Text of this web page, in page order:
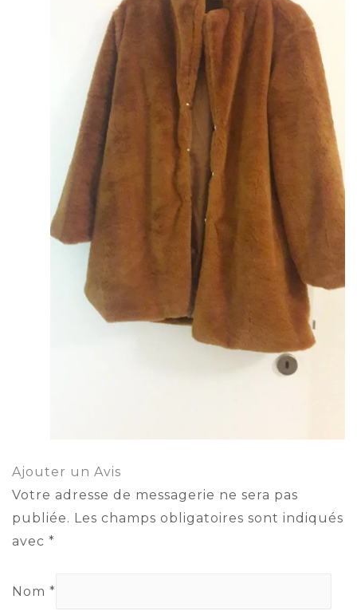
Ajouter un Avis
Votre adresse de messagerie ne sera pas
publiée. Les champs obligatoires sont indiqués
avec *
Nom *